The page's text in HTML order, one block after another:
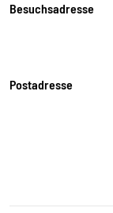
Besuchsadresse
Postadresse